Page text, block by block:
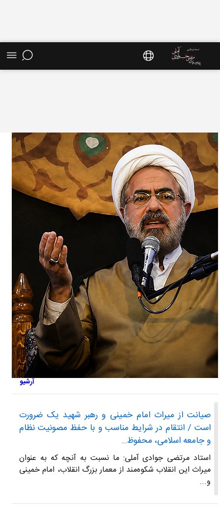
صفحه اصلی - سایت استاد مرتضی جوادی آملی
آرشیو
صیانت از میراث امام خمینی و رهبر شهید یک ضرورت
است / انتقام در شرایط مناسب و با حفظ مصونیت نظام
و جامعه اسلامی، محفوظ...
استاد مرتضی جوادی آملی: ما نسبت به آنچه که به عنوان
میراث این انقلاب شکوه‌مند از معمار بزرگ انقلاب، امام خمینی
و...